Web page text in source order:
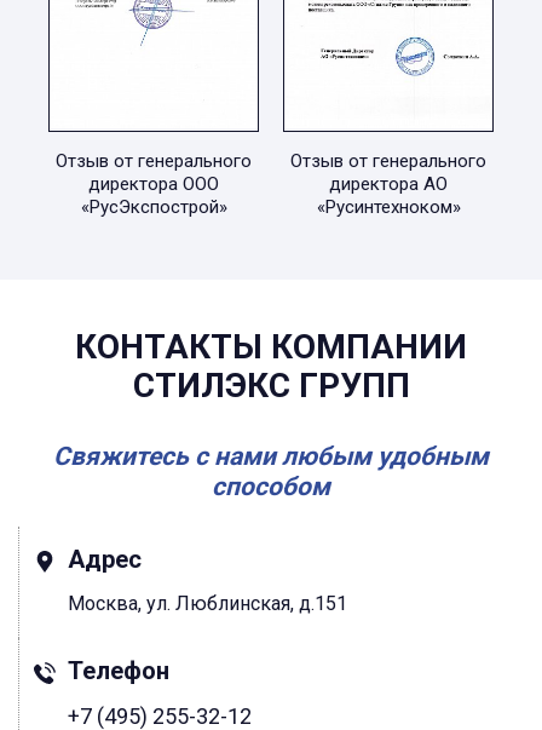
Отзыв от генерального
директора ООО
«РусЭкспострой»
Отзыв от генерального
директора АО
«Русинтехноком»
КОНТАКТЫ КОМПАНИИ
СТИЛЭКС ГРУПП
Свяжитесь с нами любым удобным
способом
Адрес
Москва, ул. Люблинская, д.151
Телефон
+7 (495) 255-32-12